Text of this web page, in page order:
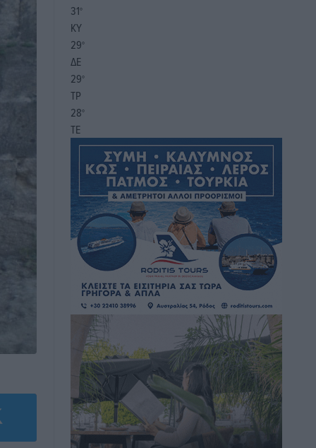
31°
ΚΥ
29°
ΔΕ
29°
ΤΡ
28°
ΤΕ